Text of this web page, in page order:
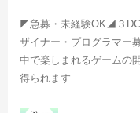
◤急募・未経験OK◢３
ザイナー・プログラマー
中で楽しまれるゲームの
得られます